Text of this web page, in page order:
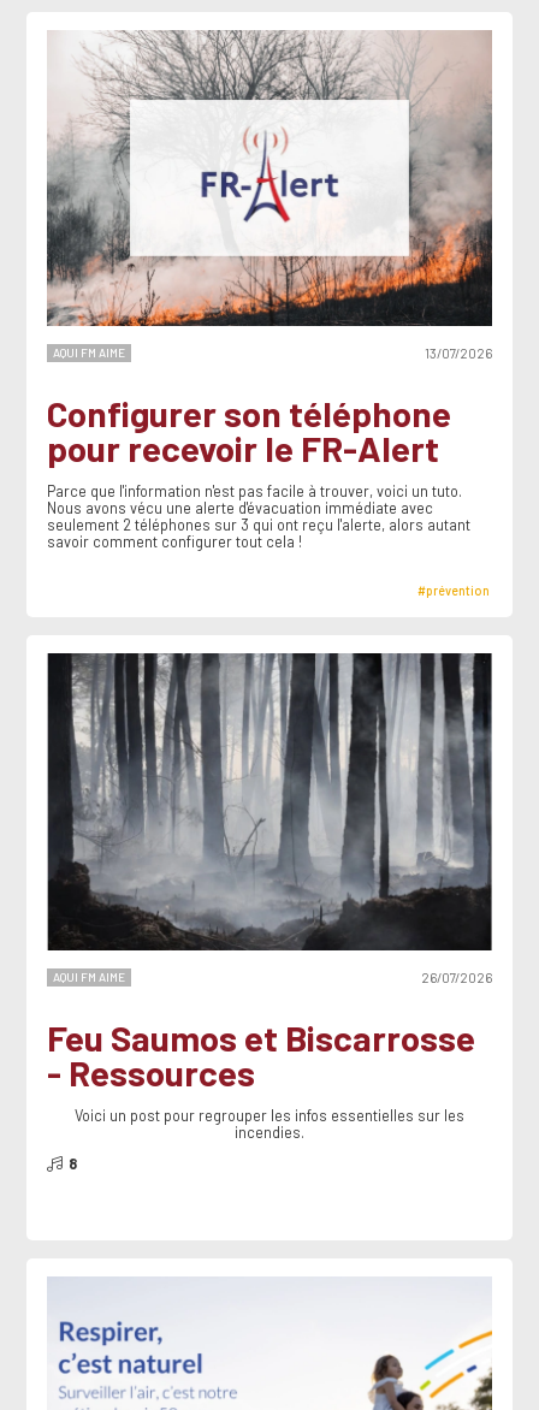
AQUI FM AIME 13/07/2026
Configurer son téléphone
pour recevoir le FR-Alert
Parce que l'information n'est pas facile à trouver, voici un tuto.
Nous avons vécu une alerte d'évacuation immédiate avec
seulement 2 téléphones sur 3 qui ont reçu l'alerte, alors autant
savoir comment configurer tout cela !
#prévention
AQUI FM AIME 26/07/2026
Feu Saumos et Biscarrosse
- Ressources
Voici un post pour regrouper les infos essentielles sur les
incendies.
8